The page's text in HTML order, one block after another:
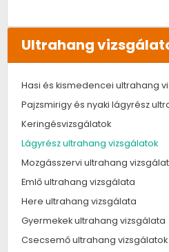
Ultrahang
Hasi és kismedencei ultrahang
Pajzsmirigy és nyaki lágyrész
Keringésvizsgálatok
Lágyrész ultrahang vizsgálatok
Mozgásszervi ultrahang
Emlő ultrahang vizsgálata
Here ultrahang vizsgálata
Gyermekek ultrahang vizsgálata
Csecsemő ultrahang vizsgálatok